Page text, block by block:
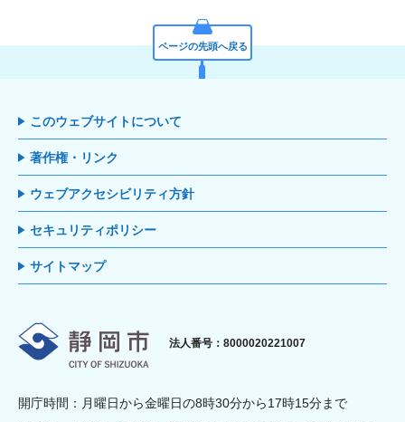
ページの先頭へ戻る
このウェブサイトについて
著作権・リンク
ウェブアクセシビリティ方針
セキュリティポリシー
サイトマップ
静岡市
法人番号：8000020221007
開庁時間：月曜日から金曜日の8時30分から17時15分まで